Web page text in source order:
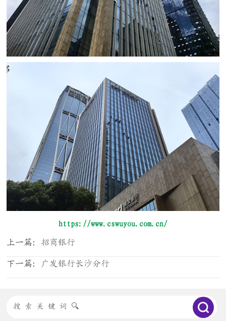
https://www.cswuyou.com.cn/
上一篇： 招商银行
下一篇： 广发银行长沙分行